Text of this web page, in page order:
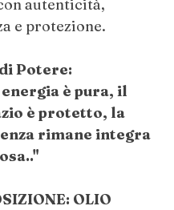
autenticità,
e protezione.
Potere:
è pura, il
è protetto, la
rimane integra
OLIO